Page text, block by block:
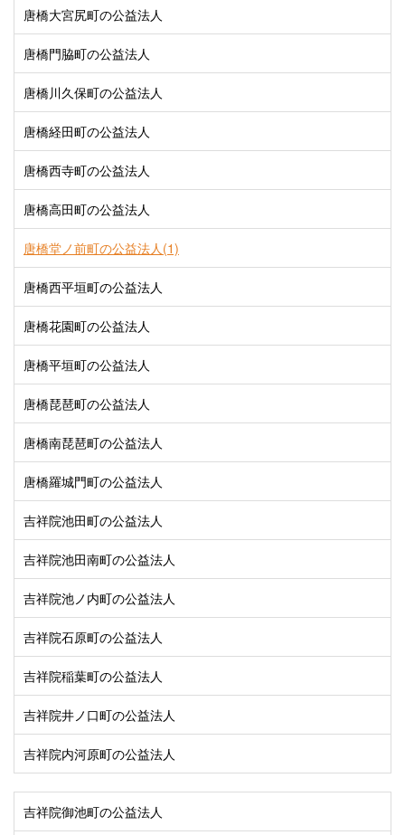
唐橋大宮尻町の公益法人
唐橋門脇町の公益法人
唐橋川久保町の公益法人
唐橋経田町の公益法人
唐橋西寺町の公益法人
唐橋高田町の公益法人
唐橋堂ノ前町の公益法人(1)
唐橋西平垣町の公益法人
唐橋花園町の公益法人
唐橋平垣町の公益法人
唐橋琵琶町の公益法人
唐橋南琵琶町の公益法人
唐橋羅城門町の公益法人
吉祥院池田町の公益法人
吉祥院池田南町の公益法人
吉祥院池ノ内町の公益法人
吉祥院石原町の公益法人
吉祥院稲葉町の公益法人
吉祥院井ノ口町の公益法人
吉祥院内河原町の公益法人
吉祥院御池町の公益法人